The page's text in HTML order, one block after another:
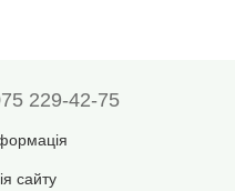
229-42-75
сайту